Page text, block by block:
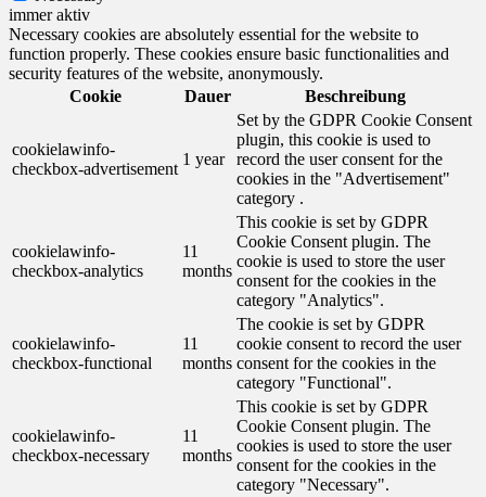
immer aktiv
Necessary cookies are absolutely essential for the website to
function properly. These cookies ensure basic functionalities and
security features of the website, anonymously.
Cookie
Dauer Beschreibung
cookielawinfo-
checkbox-advertisement
1 year
Set by the GDPR Cookie Consent
plugin, this cookie is used to
record the user consent for the
cookies in the "Advertisement"
category .
cookielawinfo-
checkbox-analytics
11
months
This cookie is set by GDPR
Cookie Consent plugin. The
cookie is used to store the user
consent for the cookies in the
category "Analytics".
cookielawinfo-
checkbox-functional
11
months
The cookie is set by GDPR
cookie consent to record the user
consent for the cookies in the
category "Functional".
cookielawinfo-
checkbox-necessary
11
months
This cookie is set by GDPR
Cookie Consent plugin. The
cookies is used to store the user
consent for the cookies in the
category "Necessary".